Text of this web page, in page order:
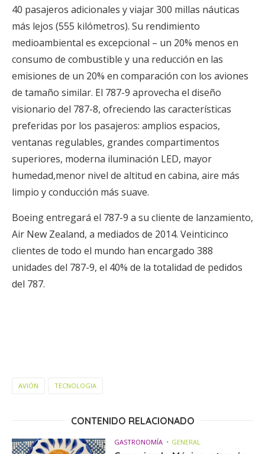
40 pasajeros adicionales y viajar 300 millas náuticas
más lejos (555 kilómetros). Su rendimiento
medioambiental es excepcional – un 20% menos en
consumo de combustible y una reducción en las
emisiones de un 20% en comparación con los aviones
de tamaño similar. El 787-9 aprovecha el diseño
visionario del 787-8, ofreciendo las características
preferidas por los pasajeros: amplios espacios,
ventanas regulables, grandes compartimentos
superiores, moderna iluminación LED, mayor
humedad,menor nivel de altitud en cabina, aire más
limpio y conducción más suave.
Boeing entregará el 787-9 a su cliente de lanzamiento,
Air New Zealand, a mediados de 2014. Veinticinco
clientes de todo el mundo han encargado 388
unidades del 787-9, el 40% de la totalidad de pedidos
del 787.
AVIÓN TECNOLOGIA
CONTENIDO RELACIONADO
GASTRONOMÍA GENERAL